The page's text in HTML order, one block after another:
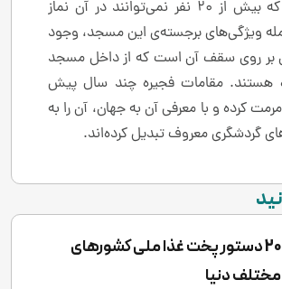
کوچک است که بیش از ۲۰ نفر نمی‌توانند در آن نماز
ویژگی‌های برجسته‌ی این مسجد، وجود
بر روی سقف آن است که از داخل مسجد
هستند. مقامات فجیره چند سال پیش
کرده و با معرفی آن به جهان، آن را به
گردشگری معروف تبدیل کرده‌اند.
20 دستور پخت غذا ملی کشورهای
مختلف دنیا